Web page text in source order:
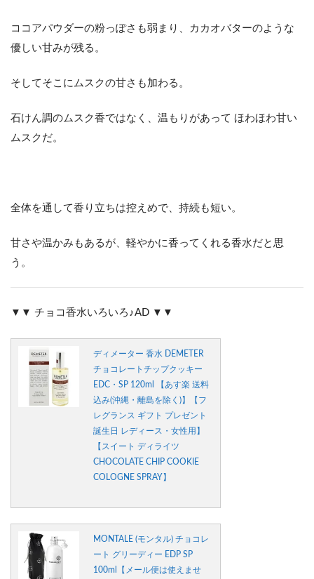
ココアパウダーの粉っぽさも弱まり、カカオバターのような
優しい甘みが残る。
そしてそこにムスクの甘さも加わる。
石けん調のムスク香ではなく、温もりがあって ほわほわ甘い
ムスクだ。
全体を通して香り立ちは控えめで、持続も短い。
甘さや温かみもあるが、軽やかに香ってくれる香水だと思
う。
▼▼ チョコ香水いろいろ♪AD ▼▼
ディメーター 香水 DEMETER
チョコレートチップクッキー
EDC・SP 120ml 【あす楽 送料
込み(沖縄・離島を除く)】【フ
レグランス ギフト プレゼント
誕生日 レディース・女性用】
【スイート ディライツ
CHOCOLATE CHIP COOKIE
COLOGNE SPRAY】
MONTALE (モンタル) チョコレ
ート グリーディー EDP SP
100ml【メール便は使えませ